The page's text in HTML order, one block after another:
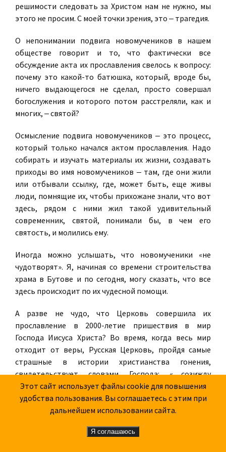
решимости следовать за Христом нам не нужно, мы
этого не просим. С моей точки зрения, это ‒ трагедия.
О непонимании подвига новомучеников в нашем
обществе говорит и то, что фактически все
обсуждение акта их прославления свелось к вопросу:
почему это какой-то батюшка, который, вроде бы,
ничего выдающегося не сделал, просто совершал
богослужения и которого потом расстреляли, как и
многих, ‒ святой?
Осмысление подвига новомучеников ‒ это процесс,
который только начался актом прославления. Надо
собирать и изучать материалы их жизни, создавать
приходы во имя новомучеников ‒ там, где они жили
или отбывали ссылку, где, может быть, еще живы
люди, помнящие их, чтобы прихожане знали, что вот
здесь, рядом с ними жил такой удивительный
современник, святой, понимали бы, в чем его
святость, и молились ему.
Иногда можно услышать, что новомученики «не
чудотворят». Я, начиная со времени строительства
храма в Бутове и по сегодня, могу сказать, что все
здесь происходит по их чудесной помощи.
А разве не чудо, что Церковь совершила их
прославление в 2000-летие пришествия в мир
Господа Иисуса Христа? Во время, когда весь мир
отходит от веры, Русская Церковь, пройдя самые
страшные в истории христианства гонения,
свидетельствует словами Господа: «…созижду
Церковь Мою, и врата ада не одолеют ее» (Мф. 16:18).
И эта Церковь растет: ее членами становятся и те,
стойкость в вере его расстреляли. И люди начинают
Этот сайт использует файлы cookie для повышения
удобства пользования. Вы соглашаетесь с этим при
дальнейшем использовании сайта.
Я соглашаюсь